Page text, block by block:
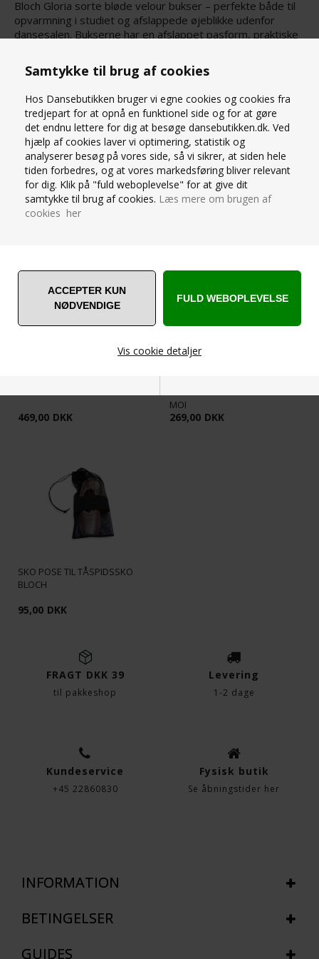
Samtykke til brug af cookies
Hos Dansebutikken bruger vi egne cookies og cookies fra
tredjepart for at opnå en funktionel side og for at gøre
det endnu lettere for dig at besøge dansebutikken.dk. Ved
hjælp af cookies laver vi optimering, statistik og
analyserer besøg på vores side, så vi sikrer, at siden hele
tiden forbedres, og at vores markedsføring bliver relevant
for dig. Klik på "fuld weboplevelse" for at give dit
samtykke til brug af cookies. Læs mere om brugen af
cookies her
Vis cookie detaljer
Funktionelle
Bloch Gloria sorte bløde velour bukser – perfekte både til
opvarmning i studiet og afslappede øjeblikke udenfor
dansesalen. Bukserne har en afslappet pasform, praktiske
snøre, så de kan tilpasses efter behov.
95%polyester/5%elastan
Mega cool tilføjelse til dit warm-up look!
SPØRG OS
469,00 DKK
MOI
269,00 DKK
SKO POSE TIL TÅSPIDSSKO
BLOCH
95,00 DKK
FRAGT DKK 39
til pakkeshop
Levering
1-2 dage
Kundeservice
+45 22860830
Fysisk butik
Se åbningstider her
INFORMATION
BETINGELSER
GUIDES